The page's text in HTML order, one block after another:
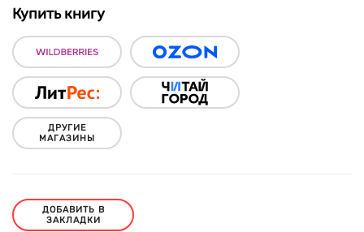
Купить книгу
ДРУГИЕ
МАГАЗИНЫ
ДОБАВИТЬ В
ЗАКЛАДКИ